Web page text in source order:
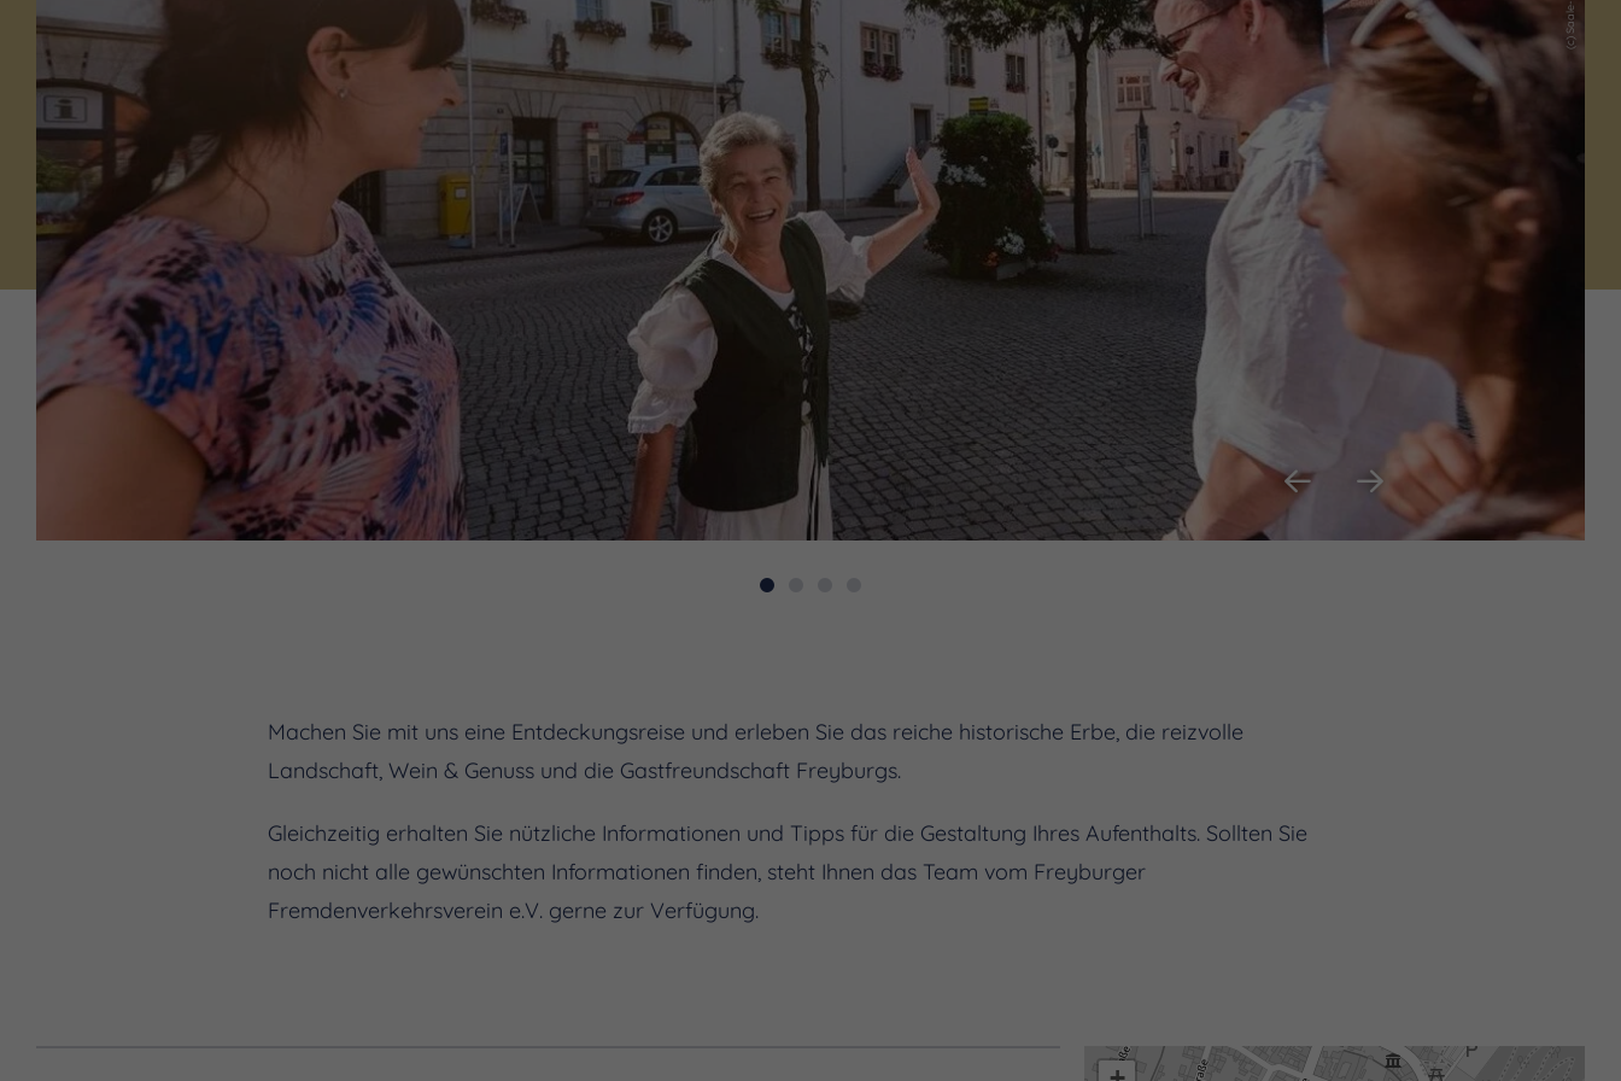
Machen Sie mit uns eine Entdeckungsreise und erleben Sie das reiche historische Erbe, die reizvolle
Landschaft, Wein & Genuss und die Gastfreundschaft Freyburgs.
Gleichzeitig erhalten Sie nützliche Informationen und Tipps für die Gestaltung Ihres Aufenthalts. Sollten Sie
noch nicht alle gewünschten Informationen finden, steht Ihnen das Team vom Freyburger
Fremdenverkehrsverein e.V. gerne zur Verfügung.